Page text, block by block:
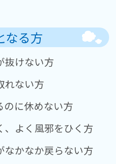
なる方
抜けない方
れない方
のに休めない方
、よく風邪をひく方
なかなか戻らない方